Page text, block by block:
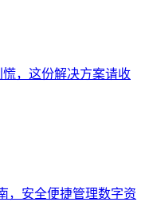
慌，这份解决方案请收
，安全便捷管理数字资